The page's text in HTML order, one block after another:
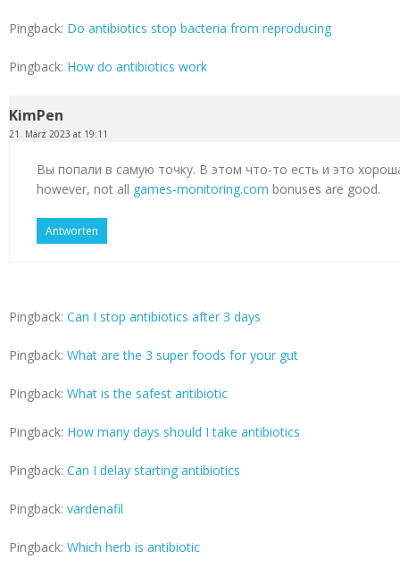
Pingback: Do antibiotics stop bacteria from reproducing
Pingback: How do antibiotics work
KimPen
21. März 2023 at 19:11
Вы попали в самую точку. В этом что-то есть и это
however, not all games-monitoring.com bonuses are good.
Antworten
Pingback: Can I stop antibiotics after 3 days
Pingback: What are the 3 super foods for your gut
Pingback: What is the safest antibiotic
Pingback: How many days should I take antibiotics
Pingback: Can I delay starting antibiotics
Pingback: vardenafil
Pingback: Which herb is antibiotic